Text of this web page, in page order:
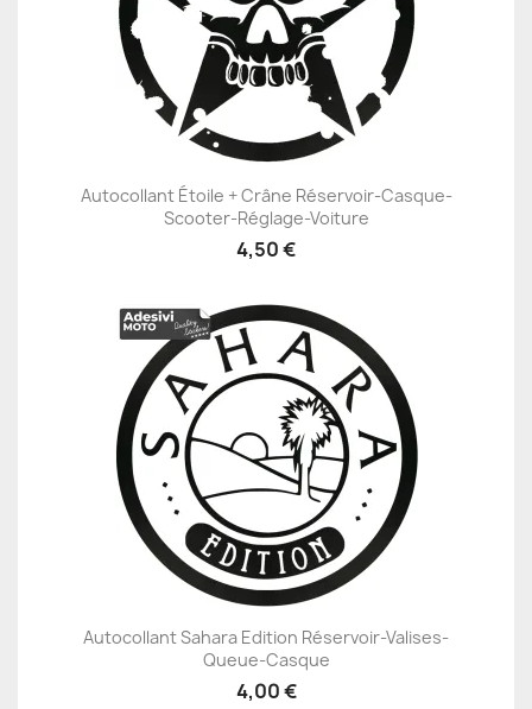
Autocollant Étoile + Crâne Réservoir-Casque-
Scooter-Réglage-Voiture
4,50 €
Autocollant Sahara Edition Réservoir-Valises-
Queue-Casque
4,00 €